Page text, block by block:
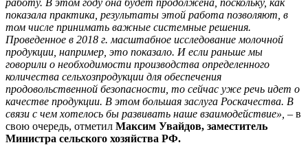
показала практика, результаты этой работа позволяют, в
том числе принимать важные системные решения.
Проведенное в 2018 г. масштабное исследование молочной
продукции, например, это показало. И если раньше мы
говорили о необходимости производства определенного
количества сельхозпродукции для обеспечения
продовольственной безопасности, то сейчас уже речь идет о
качестве продукции. В этом большая заслуга Роскачества. В
связи с чем хотелось бы развивать наше взаимодействие», – в
свою очередь, отметил Максим Увайдов, заместитель
Министра сельского хозяйства РФ.